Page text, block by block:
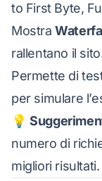
to First Byte,
Mostra
rallentano il
Permette di
per simulare
💡
numero di
migliori risultati.